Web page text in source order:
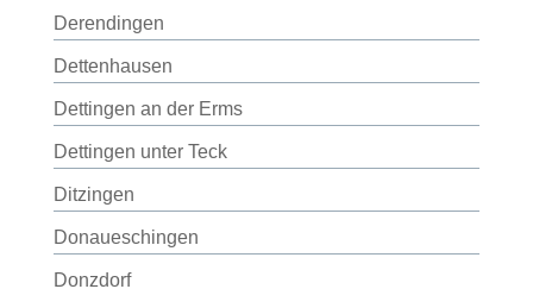
Derendingen
Dettenhausen
Dettingen an der Erms
Dettingen unter Teck
Ditzingen
Donaueschingen
Donzdorf